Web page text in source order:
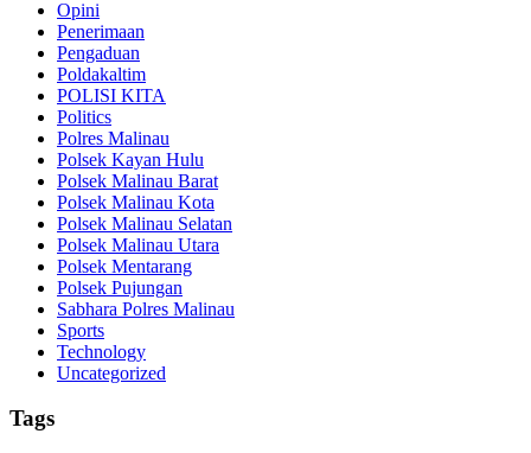
Opini
Penerimaan
Pengaduan
Poldakaltim
POLISI KITA
Politics
Polres Malinau
Polsek Kayan Hulu
Polsek Malinau Barat
Polsek Malinau Kota
Polsek Malinau Selatan
Polsek Malinau Utara
Polsek Mentarang
Polsek Pujungan
Sabhara Polres Malinau
Sports
Technology
Uncategorized
Tags